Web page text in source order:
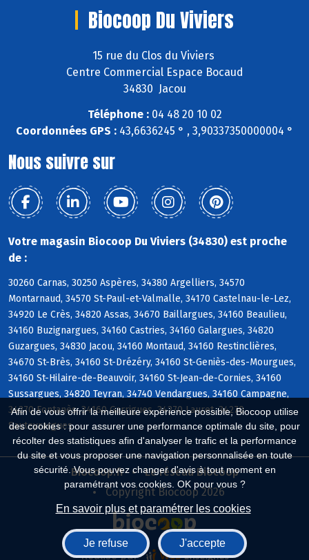
Afin de vous offrir la meilleure expérience possible, Biocoop utilise
des cookies : pour assurer une performance optimale du site, pour
récolter des statistiques afin d'analyser le trafic et la performance
du site et vous proposer une navigation personnalisée en toute
sécurité. Vous pouvez changer d'avis à tout moment en
paramétrant vos cookies. OK pour vous ?
En savoir plus et paramétrer les cookies
Je refuse J'accepte
Biocoop Du Viviers
15 rue du Clos du Viviers
Centre Commercial Espace Bocaud
34830 Jacou
Téléphone :04 48 20 10 02
Coordonnées GPS : 43,6636245 ° , 3,90337350000004 °
Nous suivre sur
Votre magasin Biocoop Du Viviers (34830) est proche
de :
30260 Carnas, 30250 Aspères, 34380 Argelliers, 34570
Montarnaud, 34570 St-Paul-et-Valmalle, 34170 Castelnau-le-Lez,
34920 Le Crès, 34820 Assas, 34670 Baillargues, 34160 Beaulieu,
34160 Buzignargues, 34160 Castries, 34160 Galargues, 34820
Guzargues, 34830 Jacou, 34160 Montaud, 34160 Restinclières,
34670 St-Brès, 34160 St-Drézéry, 34160 St-Geniès-des-Mourgues,
34160 St-Hilaire-de-Beauvoir, 34160 St-Jean-de-Cornies, 34160
Sussargues, 34820 Teyran, 34740 Vendargues, 34160 Campagne,
34270 Fontanès, 34160 Garrigues, 34270 Lauret, 34270
Sauteyrargues
Biocoop.fr
Le réseau Biocoop
Copyright Biocoop 2026
Réalisé par